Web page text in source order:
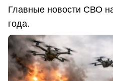
Главные новости СВО
года.